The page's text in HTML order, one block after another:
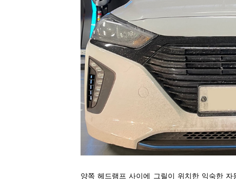
양쪽 헤드램프 사이에 그릴이 위치한 익숙한